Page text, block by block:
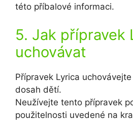
této příbalové informaci.
5. Jak přípravek
uchovávat
Přípravek Lyrica
dosah dětí.
Neužívejte tento přípravek
použitelnosti uvedené na